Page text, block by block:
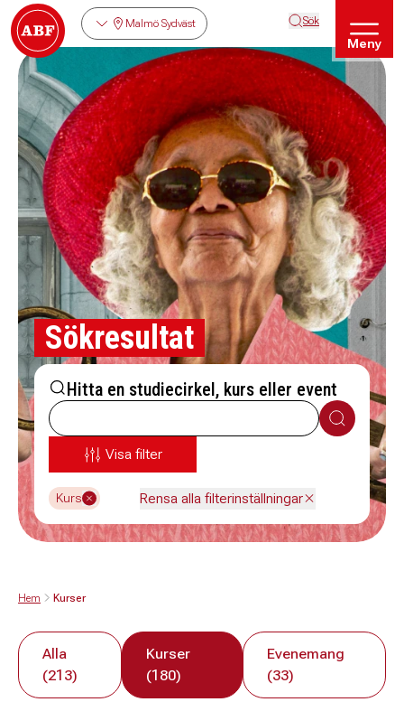
Malmö Sydväst Sök
Meny
Sökresultat
Hitta en studiecirkel, kurs eller event
Sök
Visa filter
Kurs Rensa alla filterinställningar
Hem Kurser
Alla
(213)
Kurser
(180)
Evenemang
(33)